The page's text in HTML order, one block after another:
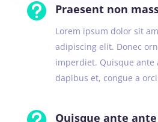
 Praesent non
Lorem ipsum dolor sit
adipiscing elit. Donec
imperdiet. Quisque ante
dapibus et, congue a
Quisque ante